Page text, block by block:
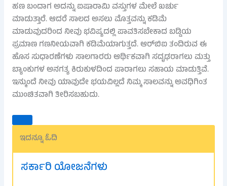
ಹಣ ಬಂದಾಗ ಅದನ್ನು ಐಷಾರಾಮಿ ವಸ್ತುಗಳ ಮೇಲೆ ಖರ್ಚು
ಮಾಡುತ್ತಾರೆ. ಆದರೆ ಸಾಲದ ಅಸಲು ಮೊತ್ತವನ್ನು ಕಡಿಮೆ
ಮಾಡುವುದರಿಂದ ನೀವು ಭವಿಷ್ಯದಲ್ಲಿ ಪಾವತಿಸಬೇಕಾದ ಬಡ್ಡಿಯ
ಪ್ರಮಾಣ ಗಣನೀಯವಾಗಿ ಕಡಿಮೆಯಾಗುತ್ತದೆ. ಆರ್‌ಬಿಐ ತಂದಿರುವ ಈ
ಹೊಸ ಸುಧಾರಣೆಗಳು ಸಾಲಗಾರರು ಆರ್ಥಿಕವಾಗಿ ಸದೃಢರಾಗಲು ಮತ್ತು
ಬ್ಯಾಂಕುಗಳ ಅನಗತ್ಯ ಕಿರುಕುಳದಿಂದ ಪಾರಾಗಲು ಸಹಾಯ ಮಾಡುತ್ತಿವೆ.
ಇನ್ಮುಂದೆ ನೀವು ಯಾವುದೇ ಭಯವಿಲ್ಲದೆ ನಿಮ್ಮ ಸಾಲವನ್ನು ಅವಧಿಗಿಂತ
ಮುಂಚಿತವಾಗಿ ತೀರಿಸಬಹುದು.
ಇದನ್ನೂ ಓದಿ
ಸರ್ಕಾರಿ ಯೋಜನೆಗಳು